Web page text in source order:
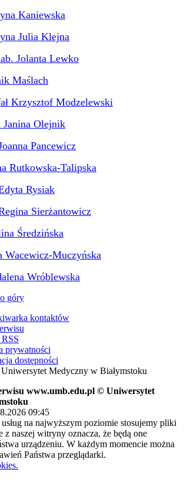
Kaniewska
Julia Klejna
Jolanta Lewko
Maślach
Krzysztof Modzelewski
Janina Olejnik
Pancewicz
Rutkowska-Talipska
Rysiak
Sierżantowicz
Średzińska
Wacewicz-Muczyńska
Wróblewska
góry
kontaktów
prywatności
dostępności
Medyczny w Białymstoku
www.umb.edu.pl © Uniwersytet
09:45
na najwyższym poziomie stosujemy pliki
z naszej witryny oznacza, że będą one
urządzeniu. W każdym momencie można
Państwa przeglądarki.